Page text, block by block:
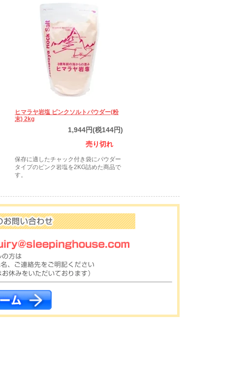
ヒマラヤ岩塩 ピンクソルトパウダー(粉
末) 2kg
1,944円(税144円)
売り切れ
保存に適したチャック付き袋にパウダー
タイプのピンク岩塩を2KG詰めた商品で
す。